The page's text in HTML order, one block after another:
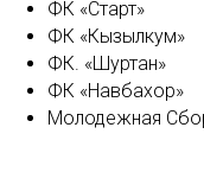
ФК «Старт»
ФК «Кызылкум»
ФК. «Шуртан»
ФК «Навбахор»
Молодежная